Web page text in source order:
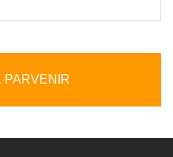
PARVENIR